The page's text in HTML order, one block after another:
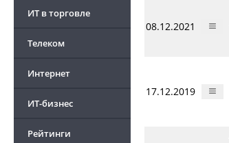
ИТ в торговле
Телеком
Интернет
ИТ-бизнес
Рейтинги
08.12.2021
17.12.2019